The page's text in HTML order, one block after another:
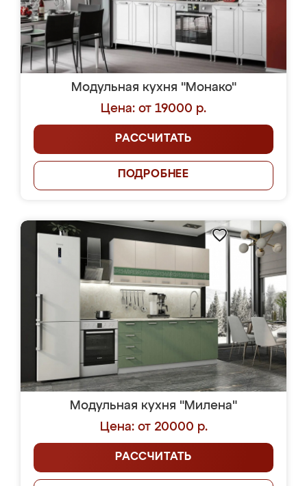
Модульная кухня "Монако"
Цена: от 19000 р.
РАССЧИТАТЬ
ПОДРОБНЕЕ
Модульная кухня "Милена"
Цена: от 20000 р.
РАССЧИТАТЬ